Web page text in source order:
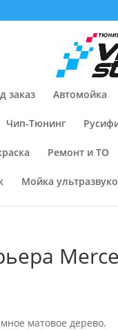
заказ Автомойка
Чип-Тюнинг
Ремонт и ТО
Мойка
матовое дерево.